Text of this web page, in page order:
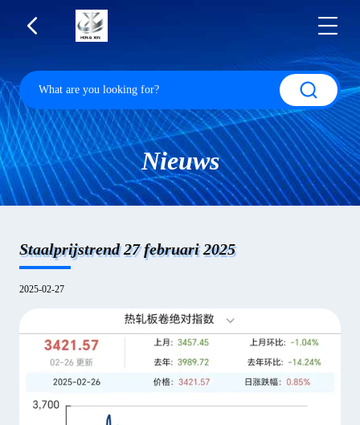
Nieuws
Staalprijstrend 27 februari 2025
2025-02-27